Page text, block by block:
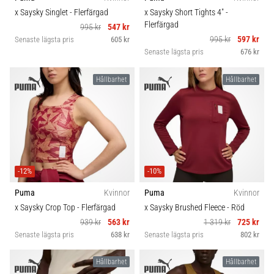
vanligaste…
5. 8. 2026
8 min. läsning
Plantar
fasciit:
Symptom,
orsaker
och
behandling
du
hälsmärta
Hållbarhet
Komfort och dämpning
Skobredd
BH stöd
Carbon
x Saysky Singlet- Flerfärgad
995 kr
547 kr
Senaste lägsta pris 605 kr
x Saysky Short Tights 4"-
Flerfärgad
995 kr
597 kr
Senaste lägsta pris 676 kr
Hållbarhet
-12%
Puma
Kvinnor
x Saysky Crop Top - Flerfärgad
939 kr
563 kr
Senaste lägsta pris 638 kr
Hållbarhet
-10%
Puma
Kvinnor
x Saysky Brushed Fleece- Röd
1 319 kr
725 kr
Senaste lägsta pris 802 kr
Hållbarhet Hållbarhet